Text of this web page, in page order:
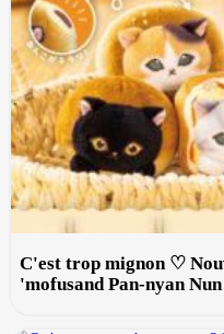
C'est trop mignon ♡
'mofusand Pan-nyan